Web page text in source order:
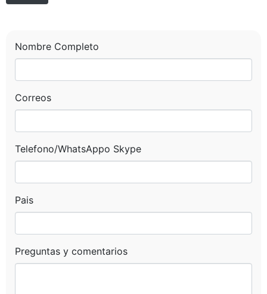
Nombre Completo
Correos
Telefono/WhatsAppo Skype
Pais
Preguntas y comentarios